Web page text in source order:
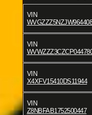
VIN
WVGZZZ5NZJW964408
VIN
VIN
X4XFV15410DS11944
VIN
Z8NBFAB1752500447